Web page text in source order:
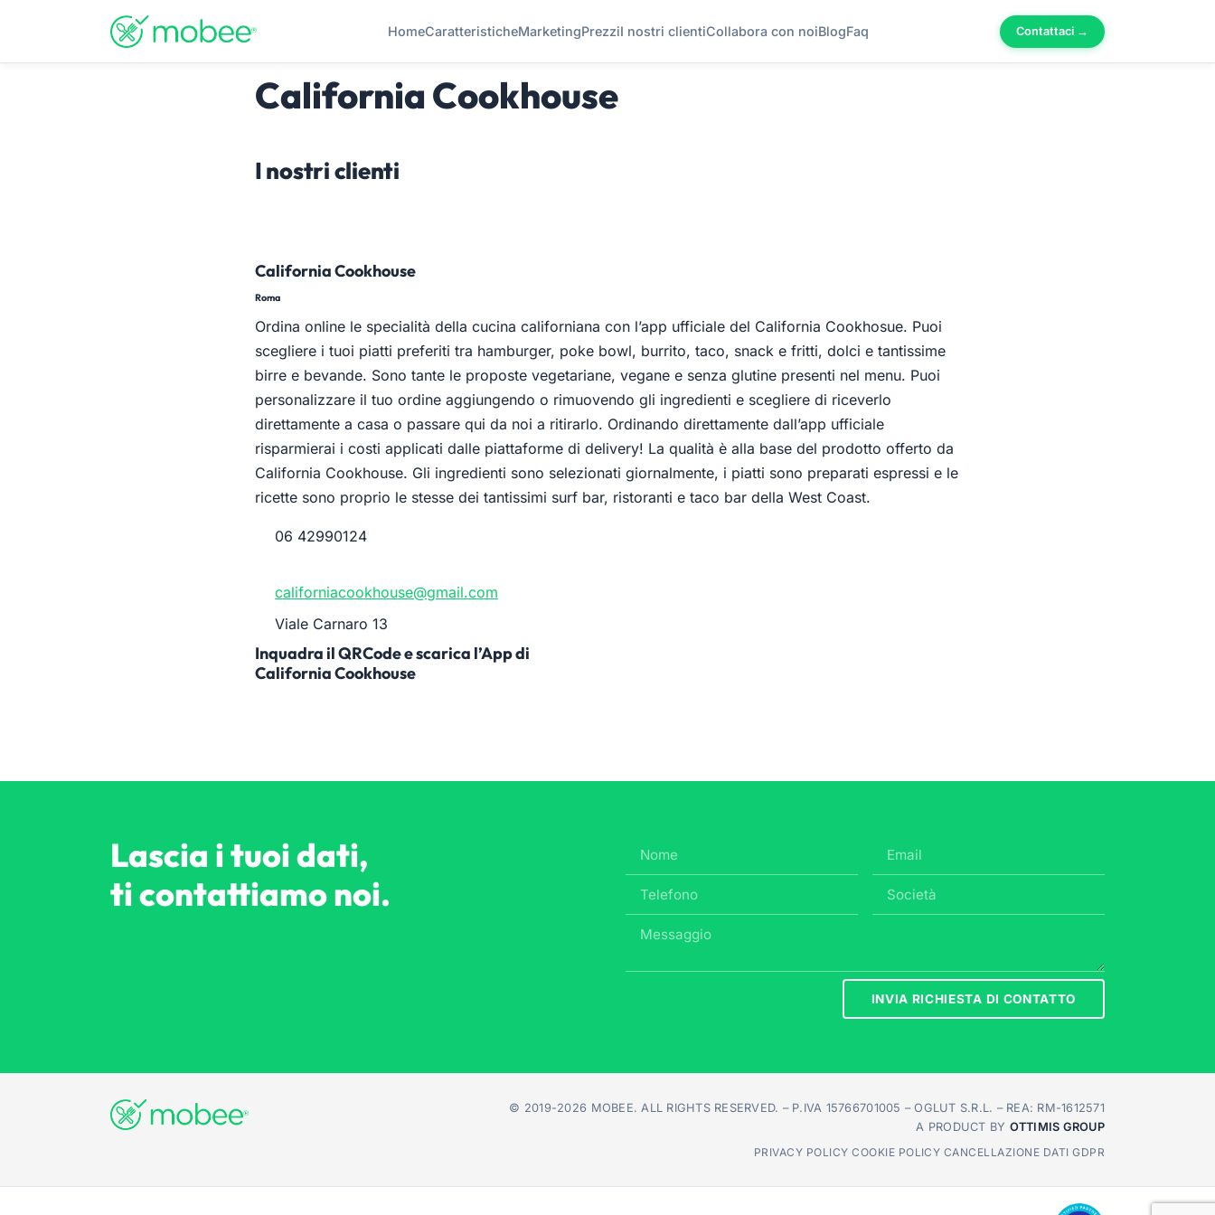
HomeCaratteristicheMarketingPrezziI nostri clientiCollabora con noiBlogFaq Contattaci →
California Cookhouse
I nostri clienti
California Cookhouse
Roma
Ordina online le specialità della cucina californiana con l’app ufficiale del California Cookhosue. Puoi
scegliere i tuoi piatti preferiti tra hamburger, poke bowl, burrito, taco, snack e fritti, dolci e tantissime
birre e bevande. Sono tante le proposte vegetariane, vegane e senza glutine presenti nel menu. Puoi
personalizzare il tuo ordine aggiungendo o rimuovendo gli ingredienti e scegliere di riceverlo
direttamente a casa o passare qui da noi a ritirarlo. Ordinando direttamente dall’app ufficiale
risparmierai i costi applicati dalle piattaforme di delivery! La qualità è alla base del prodotto offerto da
California Cookhouse. Gli ingredienti sono selezionati giornalmente, i piatti sono preparati espressi e le
ricette sono proprio le stesse dei tantissimi surf bar, ristoranti e taco bar della West Coast.
06 42990124
californiacookhouse@gmail.com
Viale Carnaro 13
Inquadra il QRCode e scarica l’App di
California Cookhouse
Lascia i tuoi dati,
ti contattiamo noi.
INVIA RICHIESTA DI CONTATTO
© 2019-2026 MOBEE. ALL RIGHTS RESERVED. – P.IVA 15766701005 – OGLUT S.R.L. – REA: RM-1612571
A PRODUCT BY OTTIMIS GROUP
PRIVACY POLICY ·COOKIE POLICY CANCELLAZIONE DATI GDPR